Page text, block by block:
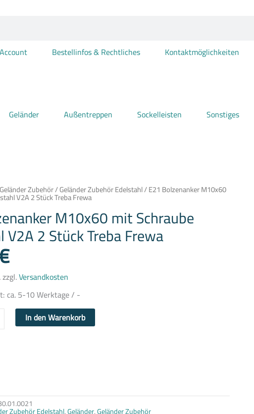
Bestellinfos & Rechtliches Kontaktmöglichkeiten
Geländer Außentreppen Sockelleisten Sonstiges
Geländer Zubehör/Geländer Zubehör Edelstahl/ E21 Bolzenanker M10x60
V2A 2 Stück Treba Frewa
M10x60 mit Schraube
V2A 2 Stück Treba Frewa
zzgl.Versandkosten
ca. 5-10 Werktage / -
In den Warenkorb
Zubehör Edelstahl,Geländer,Geländer Zubehör